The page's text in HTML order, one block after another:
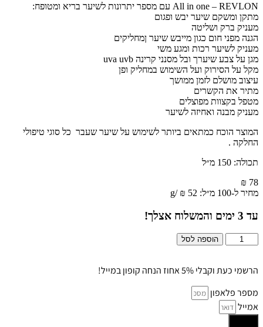
All in one – REVLON עם מספר יתרונות לשיער בריא ומטופח:
מתקן ומשקם שיער יבש ופגום
מעניק ברק ושליטה
הגנה מפני חום כגון מייבש שיער ןמחליקים
מעניק לשיער רכות ומגע משי
מגן על צבע שיערך ובל מסנני קרינה uva uvb
מקל על הסירוק ועל השימוש במחליק ופן
עיצוב מושלם לזמן ממושך
מתיר את הקשרים
מטפל בקצוות מפוצלים
מעניק מבנה ואחיזה לשיער
המוצר הוכח כמתאים ביותר לשימוש על שיער שעבר כל סוגי טיפולי
החלקה .
תכולה: 150 מ״ל
₪ 78
מחיר ל-100 מ״ל:
₪ 52
/
g
עד 3 ימים והמשלוח אצלך!
כמות
של
in
מסכה
טיפולית
פרח
הוספה לסל
הרשמי כעת וקבלי 5% אחוז הנחה קופון במייל!
מספר פלאפון
אמייל